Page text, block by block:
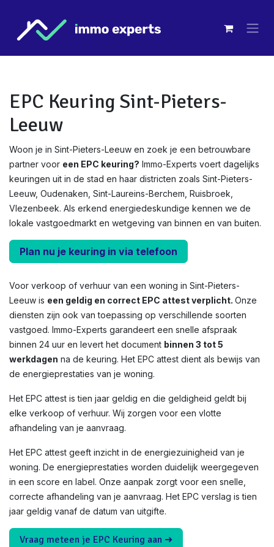
EPC Keuring Sint-Pieters-
Leeuw
Woon je in Sint-Pieters-Leeuw en zoek je een betrouwbare
partner voor een EPC keuring? Immo-Experts voert dagelijks
keuringen uit in de stad en haar districten zoals Sint-Pieters-
Leeuw, Oudenaken, Sint-Laureins-Berchem, Ruisbroek,
Vlezenbeek. Als erkend energiedeskundige kennen we de
lokale vastgoedmarkt en wetgeving van binnen en van buiten.
Plan nu je keuring in via telefoon
Voor verkoop of verhuur van een woning in Sint-Pieters-
Leeuw is een geldig en correct EPC attest verplicht. Onze
diensten zijn ook van toepassing op verschillende soorten
vastgoed. Immo-Experts garandeert een snelle afspraak
binnen 24 uur en levert het document binnen 3 tot 5
werkdagen na de keuring. Het EPC attest dient als bewijs van
de energieprestaties van je woning.
Het EPC attest is tien jaar geldig en die geldigheid geldt bij
elke verkoop of verhuur. Wij zorgen voor een vlotte
afhandeling van je aanvraag.
Het EPC attest geeft inzicht in de energiezuinigheid van je
woning. De energieprestaties worden duidelijk weergegeven
in een score en label. Onze aanpak zorgt voor een snelle,
correcte afhandeling van je aanvraag. Het EPC verslag is tien
jaar geldig vanaf de datum van uitgifte.
Vraag meteen je EPC Keuring aan ➜